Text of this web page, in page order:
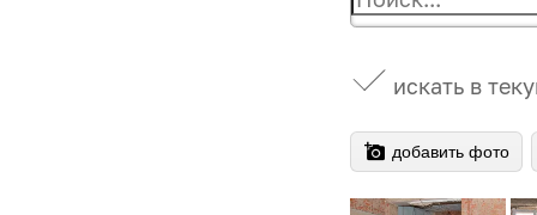
искать в
добавить фото